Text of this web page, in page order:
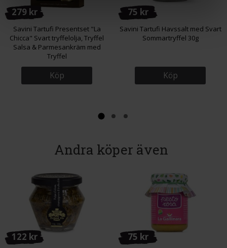
279 kr
Savini Tartufi Presentset "La
Chicca" Svart tryffelolja, Tryffel
Salsa & Parmesankräm med
Tryffel
Köp
75 kr
Savini Tartufi Havssalt med Svart
Sommartryffel 30g
Köp
Andra köper även
122 kr 75 kr